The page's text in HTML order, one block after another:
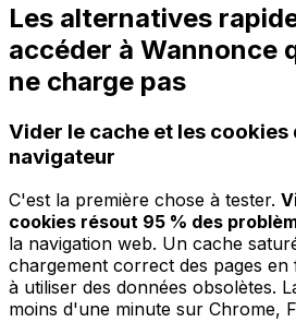
Les alternatives
accéder à Wannonce
ne charge pas
Vider le cache et les cookies
navigateur
C'est la première chose à tester.
cookies résout 95 % des
la navigation web. Un cache
chargement correct des pages
à utiliser des données obsolètes.
moins d'une minute sur Chrome,